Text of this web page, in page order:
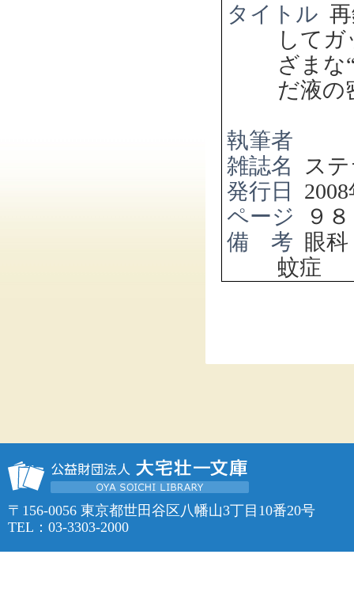
タイトル
して
ざまな
だ液の
執筆者
雑誌名
ス
発行日
2008
ページ
９
備 考 眼
蚊症
〒156-0056 東京都世田谷区八幡山3丁目10番20号
TEL：03-3303-2000